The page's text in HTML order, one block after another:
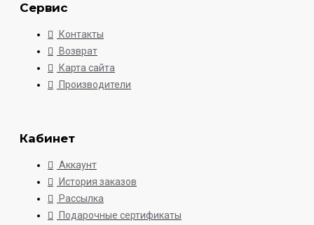
Сервис
Контакты
Возврат
Карта сайта
Производители
Кабинет
Аккаунт
История заказов
Рассылка
Подарочные сертификаты